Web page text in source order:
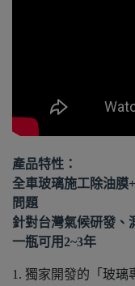
產品特性：
全車玻璃施工除油膜
問題
針對台灣氣候研發、
一瓶可用2~3年
1. 獨家開發的「玻